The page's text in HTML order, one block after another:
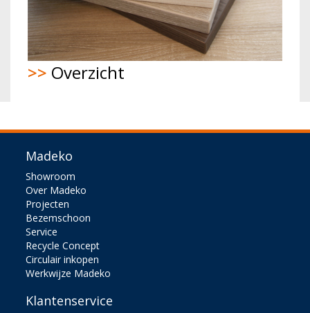
>> Overzicht
Madeko
Showroom
Over Madeko
Projecten
Bezemschoon
Service
Recycle Concept
Circulair inkopen
Werkwijze Madeko
Klantenservice